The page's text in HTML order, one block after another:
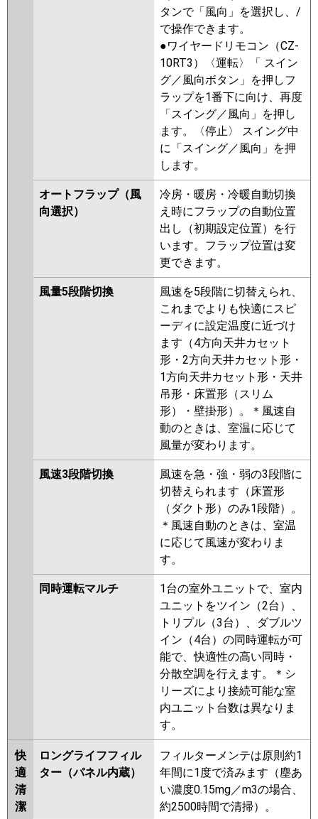
タンで「風向」を選択し、/
で操作できます。
●ワイヤードリモコン（CZ-
10RT3）〈運転〉「 スイン
グ／風向ボタン」を押しフ
ラップを1番下に向け、再度
「スイング／風向」を押し
ます。〈停止〉 スイング中
に「スイング／風向」を押
します。
オートフラップ（風
向選択）
冷房・暖房・冷暖自動切換
え時にフラップの自動位置
出し（初期設定位置）を行
います。フラップ位置は変
更できます。
風量5段階切換
風速を5段階に切替えられ、
これまでよりも快適にスピ
ーディに設定温度に近づけ
ます（4方向天井カセット
形・2方向天井カセット形・
1方向天井カセット形・天井
吊形・床置形（スリム
形）・壁掛形）。＊風速自
動のときは、室温に応じて
風量が変わります。
風速3段階切換
風速を急・強・弱の3段階に
切替えられます（床置形
（ダクト形）のみ1段階）。
＊風速自動のときは、室温
に応じて風速が変わりま
す。
同時運転マルチ
1台の室外ユニットで、室内
ユニットをツイン（2台）、
トリプル（3台）、ダブルツ
イン（4台）の同時運転が可
能で、快適性の高い同時・
分散空調を行えます。＊シ
リーズにより接続可能な室
内ユニット台数は異なりま
す。
快
適
清
潔
ロングライフフィル
ター（パネル内蔵）
フィルターメンテは原則約1
年間に1度で済みます（塵あ
い濃度0.15mg／m3の場合、
約2500時間で清掃）。